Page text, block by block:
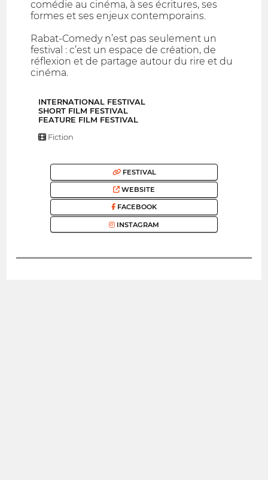
comédie au cinéma, à ses écritures, ses
formes et ses enjeux contemporains.
Rabat-Comedy n’est pas seulement un
festival : c’est un espace de création, de
réflexion et de partage autour du rire et du
cinéma.
INTERNATIONAL FESTIVAL
SHORT FILM FESTIVAL
FEATURE FILM FESTIVAL
Fiction
FESTIVAL
WEBSITE
FACEBOOK
INSTAGRAM